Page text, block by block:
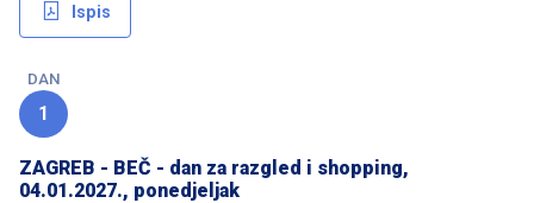
Ispis
DAN
1
ZAGREB - BEČ - dan za razgled i shopping,
04.01.2027., ponedjeljak